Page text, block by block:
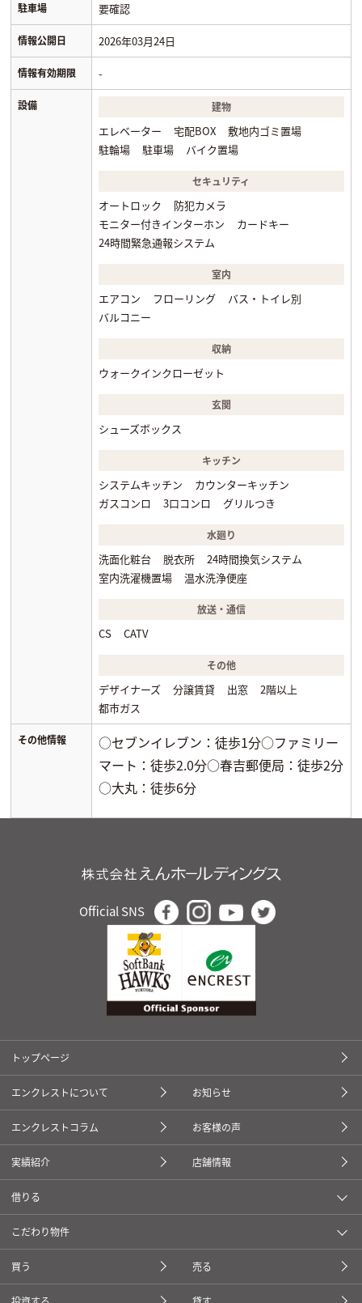
駐車場 要確認
情報公開日 2026年03月24日
情報有効期限 -
設備 建物
エレベーター 宅配BOX
敷地内ゴミ置場
駐輪場
駐車場 バイク置場
セキュリティ
オートロック
防犯カメラ
モニター付きインターホン
カードキー
24時間緊急通報システム
室内
エアコン フローリング
バス・トイレ別
バルコニー
収納
ウォークインクローゼット
玄関
シューズボックス
キッチン
システムキッチン
カウンターキッチン
ガスコンロ
3口コンロ グリルつき
水廻り
洗面化粧台 脱衣所
24時間換気システム
室内洗濯機置場
温水洗浄便座
放送・通信
CS CATV
その他
デザイナーズ 分譲賃貸 出窓
2階以上
都市ガス
その他情報
○セブンイレブン：徒歩1分○ファミリー
マート：徒歩2.0分○春吉郵便局：徒歩2分
○大丸：徒歩6分
Official SNS
トップページ
エンクレストについて お知らせ
エンクレストコラム お客様の声
実績紹介 店舗情報
借りる
こだわり物件
買う 売る